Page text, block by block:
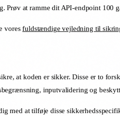
Prøv at ramme dit API-endpoint
voresfuldstændige vejledning til
at koden er sikker. Disse er to
inputvalidering og
med at tilføje disse